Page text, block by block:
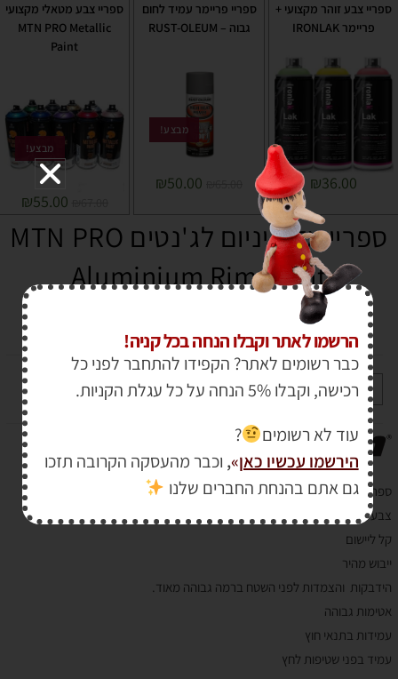
ספריי צבע זוהר מקצועי +
פריימר IRONLAK
₪36.00
ספריי פריימר עמיד לחום
גבוה – RUST-OLEUM
מבצע!
₪50.00
ספריי צבע מטאלי מקצועי
MTN PRO Metallic
Paint
מבצע!
₪55.00
ספריי אלומיניום לג'נטים MTN PRO
Aluminium Rim Paint
₪58.00
-
+ הוספה לסל
ספריי אלומיניום לג'נטים MTN PRO Aluminium Rim Paint
צבע ייחודי ואיכותי במיוחד לחידוש וצביעת הג'נטים ברכב – אלומיניום
קל ליישום
ייבוש מהיר
הידבקות והצמדות לפני השטח ברמה גבוהה מאוד.
אטימות גבוהה
עמידות בתנאי חוץ
עמיד בפני שטיפות לחץ
הרשמו לאתר וקבלו הנחה בכל קניה!
כבר רשומים לאתר? הקפידו להתחבר לפני כל
רכישה, וקבלו 5% הנחה על כל עגלת הקניות.
עוד לא רשומים
?
הירשמו עכשיו כאן»
, וכבר מהעסקה הקרובה תזכו
גם אתם בהנחת החברים שלנו